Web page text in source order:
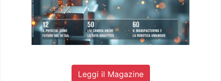
Leggi il Magazine